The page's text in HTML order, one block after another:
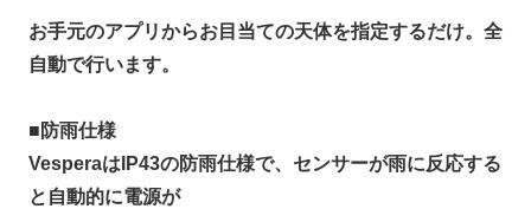
お手元のアプリからお目当ての天体を指定するだけ。全
自動で行います。
■ 防雨仕様
VesperaはIP43の防雨仕様で、センサーが雨に反応する
と自動的に電源が